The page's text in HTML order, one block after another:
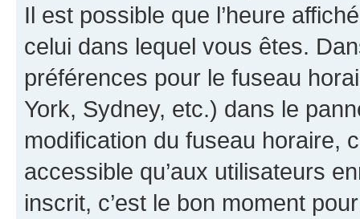
Il est possible que l’heure
celui dans lequel vous êtes.
préférences pour le fuseau
York, Sydney, etc.) dans le
modification du fuseau horaire,
accessible qu’aux utilisateurs
inscrit, c’est le bon moment